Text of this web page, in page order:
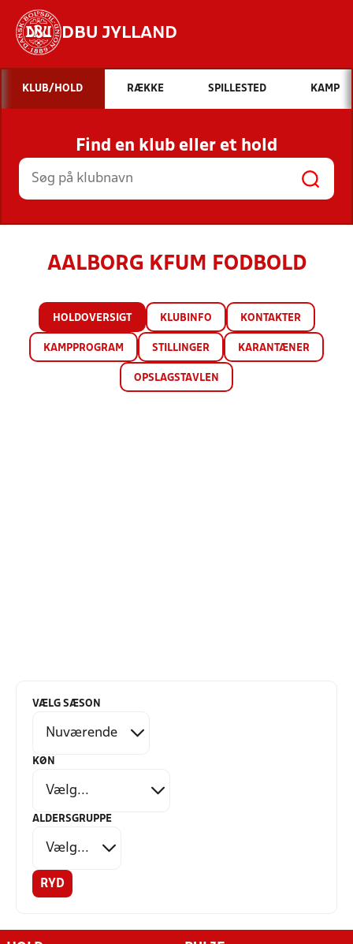
DBU JYLLAND
Hvad vil du søge efter?
INDHOLD OG NYHEDER
STILLINGER, RESULTATER, KLUBBER OG
HOLD
KLUB/HOLD RÆKKE SPILLESTED KAMP
Find en klub eller et hold
AALBORG KFUM FODBOLD
HOLDOVERSIGT KLUBINFO KONTAKTER
KAMPPROGRAM STILLINGER KARANTÆNER
OPSLAGSTAVLEN
VÆLG SÆSON
KØN
ALDERSGRUPPE
RYD